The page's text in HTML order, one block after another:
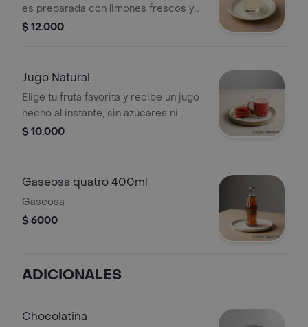
es preparada con limones frescos y
el dulzor perfecto. cero
$ 12.000
Jugo Natural
Elige tu fruta favorita y recibe un jugo
hecho al instante, sin azúcares ni
conservantes añadidos. la dosis diaria
$ 10.000
Gaseosa quatro 400ml
Gaseosa
$ 6000
ADICIONALES
Chocolatina